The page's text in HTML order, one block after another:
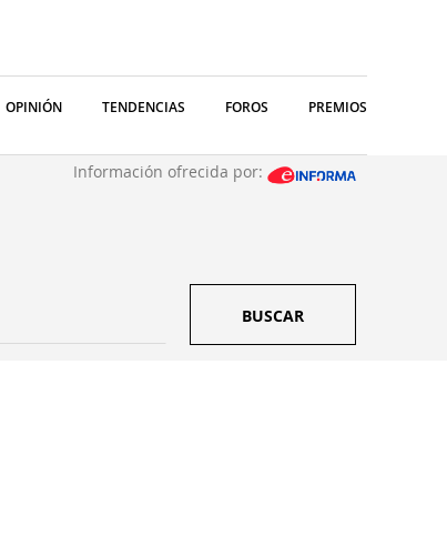
OPINIÓN TENDENCIAS FOROS PREMIOS
Información ofrecida por:
BUSCAR